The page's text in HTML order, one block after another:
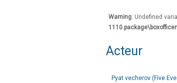
Warning: Undefined
Acteur
Pyat vecherov (Five